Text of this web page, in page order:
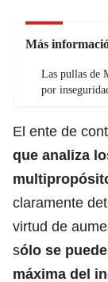
Más
Las pullas de
por
El ente de
que analiza
claramente
virtud de
sólo se
máxima del